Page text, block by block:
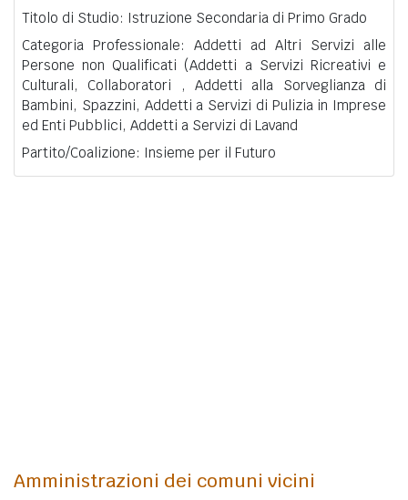
Titolo di Studio: Istruzione Secondaria di Primo Grado
Categoria Professionale: Addetti ad Altri Servizi alle
Persone non Qualificati (Addetti a Servizi Ricreativi e
Culturali, Collaboratori , Addetti alla Sorveglianza di
Bambini, Spazzini, Addetti a Servizi di Pulizia in Imprese
ed Enti Pubblici, Addetti a Servizi di Lavand
Partito/Coalizione: Insieme per il Futuro
Amministrazioni dei comuni vicini